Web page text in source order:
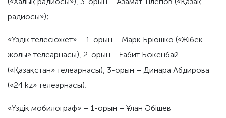
радиосы»);
«Үздік телесюжет» – 1-орын – Марк Брюшко («Жібек
жолы» телеарнасы), 2-орын – Ғабит Бөкенбай
(«Қазақстан» телеарнасы), 3-орын – Динара Абдирова
(«24 kz» телеарнасы);
«Үздік мобилограф» – 1-орын – Ұлан Әбішев